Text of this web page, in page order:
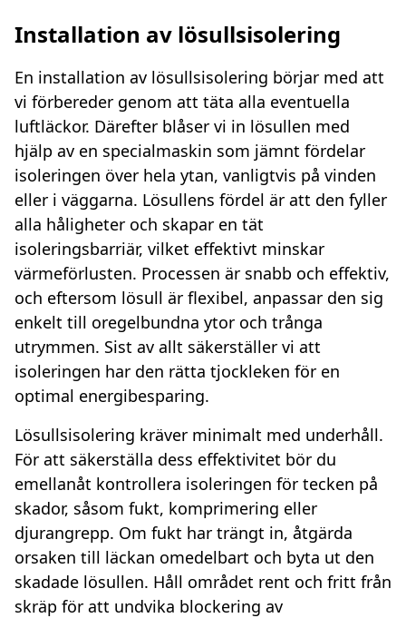
Installation av lösullsisolering
En installation av lösullsisolering börjar med att
vi förbereder genom att täta alla eventuella
luftläckor. Därefter blåser vi in lösullen med
hjälp av en specialmaskin som jämnt fördelar
isoleringen över hela ytan, vanligtvis på vinden
eller i väggarna. Lösullens fördel är att den fyller
alla håligheter och skapar en tät
isoleringsbarriär, vilket effektivt minskar
värmeförlusten. Processen är snabb och effektiv,
och eftersom lösull är flexibel, anpassar den sig
enkelt till oregelbundna ytor och trånga
utrymmen. Sist av allt säkerställer vi att
isoleringen har den rätta tjockleken för en
optimal energibesparing.
Lösullsisolering kräver minimalt med underhåll.
För att säkerställa dess effektivitet bör du
emellanåt kontrollera isoleringen för tecken på
skador, såsom fukt, komprimering eller
djurangrepp. Om fukt har trängt in, åtgärda
orsaken till läckan omedelbart och byta ut den
skadade lösullen. Håll området rent och fritt från
skräp för att undvika blockering av